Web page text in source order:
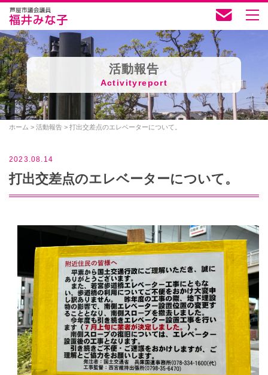
活動報告
Activityreport
ホーム > 活動報告 > 打出交差点のエレベーターについて。
2023.08.14
打出交差点のエレベーターについて。